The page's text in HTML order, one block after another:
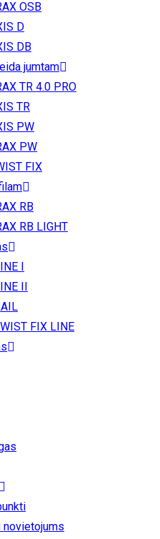
OSB
D
DB
jumtam
TR 4.0 PRO
TR
PW
PW
FIX
RB
RB LIGHT
I
II
FIX LINE
novietojums